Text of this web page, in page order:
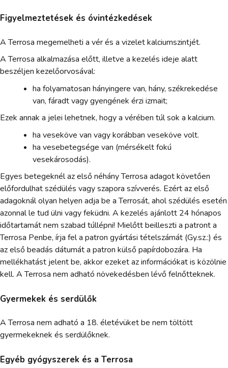
Figyelmeztetések és óvintézkedések
A Terrosa megemelheti a vér és a vizelet kalciumszintjét.
A Terrosa alkalmazása előtt, illetve a kezelés ideje alatt
beszéljen kezelőorvosával:
ha folyamatosan hányingere van, hány, székrekedése
van, fáradt vagy gyengének érzi izmait;
Ezek annak a jelei lehetnek, hogy a vérében túl sok a kalcium.
ha veseköve van vagy korábban veseköve volt.
ha vesebetegsége van (mérsékelt fokú
vesekárosodás).
Egyes betegeknél az első néhány Terrosa adagot követően
előfordulhat szédülés vagy szapora szívverés. Ezért az első
adagoknál olyan helyen adja be a Terrosát, ahol szédülés esetén
azonnal le tud ülni vagy feküdni. A kezelés ajánlott 24 hónapos
időtartamát nem szabad túllépni! Mielőtt beilleszti a patront a
Terrosa Penbe, írja fel a patron gyártási tételszámát (Gy.sz.:) és
az első beadás dátumát a patron külső papírdobozára. Ha
mellékhatást jelent be, akkor ezeket az információkat is közölnie
kell. A Terrosa nem adható növekedésben lévő felnőtteknek.
Gyermekek és serdülők
A Terrosa nem adható a 18. életévüket be nem töltött
gyermekeknek és serdülőknek.
Egyéb gyógyszerek és a Terrosa